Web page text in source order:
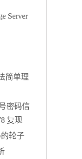
Server
简单理
密码信
复现
轮子